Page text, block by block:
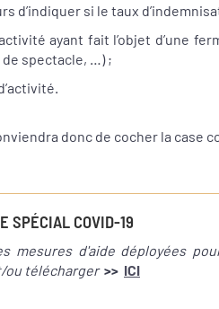
d’indiquer si le taux
ayant fait l’objet d’une
spectacle, …) ;
donc de cocher la case
SPÉCIAL COVID-19
mesures d'aide déployées
ou télécharger >> ICI